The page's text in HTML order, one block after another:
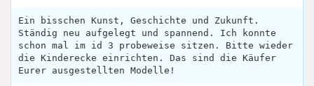
Ein bisschen Kunst, Geschichte und Zukunft.
Ständig neu aufgelegt und spannend. Ich konnte
schon mal im id 3 probeweise sitzen. Bitte wieder
die Kinderecke einrichten. Das sind die Käufer
Eurer ausgestellten Modelle!